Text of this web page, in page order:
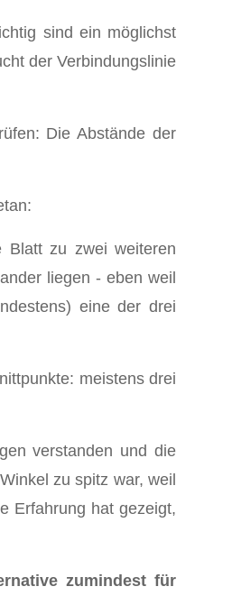
sind ein möglichst
der Verbindungslinie
Die Abstände der
Blatt zu zwei weiteren
liegen - eben weil
eine der drei
meistens drei
verstanden und die
zu spitz war, weil
Erfahrung hat gezeigt,
zumindest für